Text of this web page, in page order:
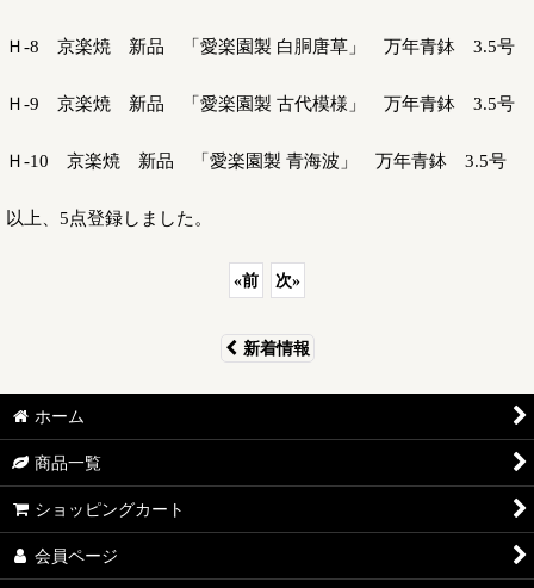
Ｈ-8 京楽焼 新品 「愛楽園製 白胴唐草」 万年青鉢 3.5号
Ｈ-9 京楽焼 新品 「愛楽園製 古代模様」 万年青鉢 3.5号
Ｈ-10 京楽焼 新品 「愛楽園製 青海波」 万年青鉢 3.5号
以上、5点登録しました。
«前 次»
新着情報
ホーム
商品一覧
ショッピングカート
会員ページ